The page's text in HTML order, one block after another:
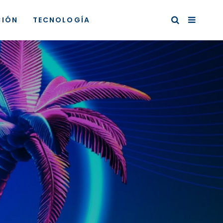
TECNOLOGÍA